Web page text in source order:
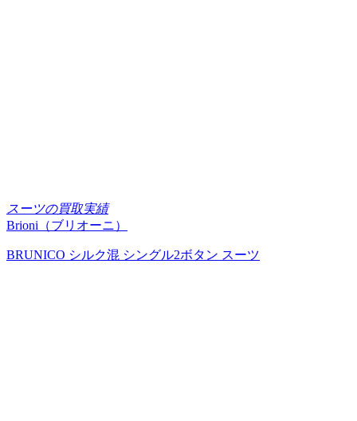
スーツの買取実績
Brioni（ブリオーニ）
BRUNICO シルク混 シングル2ボタン スーツ